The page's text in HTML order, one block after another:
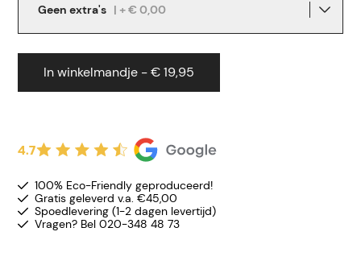
Geen extra's | + € 0,00
In winkelmandje - € 19,95
4.7
100% Eco-Friendly geproduceerd!
Gratis geleverd v.a. €45,00
Spoedlevering (1-2 dagen levertijd)
Vragen? Bel 020-348 48 73